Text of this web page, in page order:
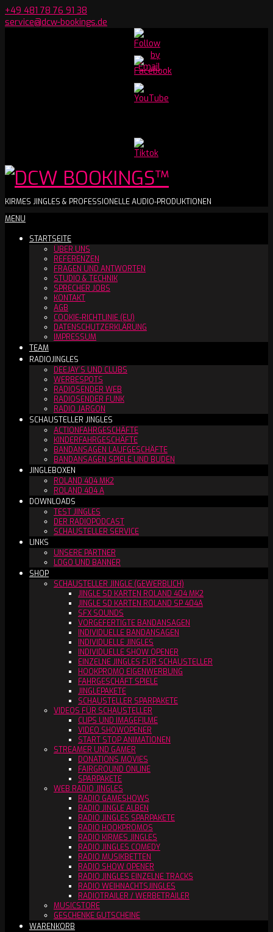
Skip
to
+49 481 78 76 91 38
service@dcw-bookings.de
Youtube
Channel
DCW
BOOKINGS™
KIRMES JINGLES & PROFESSIONELLE AUDIO-PRODUKTIONEN
Secondary
Menu
MENU
STARTSEITE
ÜBER UNS
REFERENZEN
FRAGEN UND ANTWORTEN
STUDIO & TECHNIK
SPRECHER JOBS
KONTAKT
AGB
COOKIE-RICHTLINIE (EU)
DATENSCHUTZERKLÄRUNG
IMPRESSUM
TEAM
RADIOJINGLES
DEEJAY´S UND CLUBS
WERBESPOTS
RADIOSENDER WEB
RADIOSENDER FUNK
RADIO JARGON
SCHAUSTELLER JINGLES
ACTIONFAHRGESCHÄFTE
KINDERFAHRGESCHÄFTE
BANDANSAGEN LAUFGESCHÄFTE
BANDANSAGEN SPIELE UND BUDEN
JINGLEBOXEN
ROLAND 404 MK2
ROLAND 404 A
DOWNLOADS
TEST JINGLES
DER RADIOPODCAST
SCHAUSTELLER SERVICE
LINKS
UNSERE PARTNER
LOGO UND BANNER
SHOP
SCHAUSTELLER JINGLE (GEWERBLICH)
JINGLE SD KARTEN ROLAND 404 MK2
JINGLE SD KARTEN ROLAND SP 404A
SFX SOUNDS
VORGEFERTIGTE BANDANSAGEN
INDIVIDUELLE BANDANSAGEN
INDIVIDUELLE JINGLES
INDIVIDUELLE SHOW OPENER
EINZELNE JINGLES FÜR SCHAUSTELLER
HOOKPROMO EIGENWERBUNG
FAHRGESCHÄFT SPIELE
JINGLEPAKETE
SCHAUSTELLER SPARPAKETE
VIDEOS FÜR SCHAUSTELLER
CLIPS UND IMAGEFILME
VIDEO SHOWOPENER
START STOP ANIMATIONEN
STREAMER UND GAMER
DONATIONS MOVIES
FAIRGROUND ONLINE
SPARPAKETE
WEB RADIO JINGLES
RADIO GAMESHOWS
RADIO JINGLE ALBEN
RADIO JINGLES SPARPAKETE
RADIO HOOKPROMOS
RADIO KIRMES JINGLES
RADIO JINGLES COMEDY
RADIO MUSIKBETTEN
RADIO SHOW OPENER
RADIO JINGLES EINZELNE TRACKS
RADIO WEIHNACHTSJINGLES
RADIOTRAILER / WERBETRAILER
MUSICSTORE
GESCHENKE GUTSCHEINE
WARENKORB